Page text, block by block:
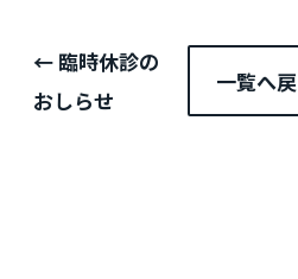
← 臨時休診の
おしらせ
一覧へ